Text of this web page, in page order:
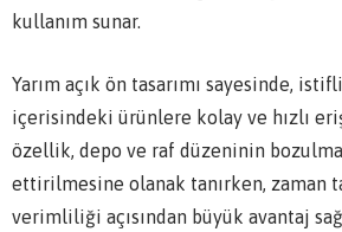
kullanım sunar.
Yarım açık ön tasarımı sayesinde,
içerisindeki ürünlere kolay ve hızlı
özellik, depo ve raf düzeninin
ettirilmesine olanak tanırken, zaman
verimliliği açısından büyük avantaj